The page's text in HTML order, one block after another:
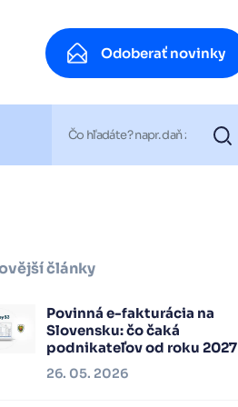
Odoberať novinky
články
Povinná e-fakturácia na
Slovensku: čo čaká
podnikateľov od roku 2027
26. 05. 2026